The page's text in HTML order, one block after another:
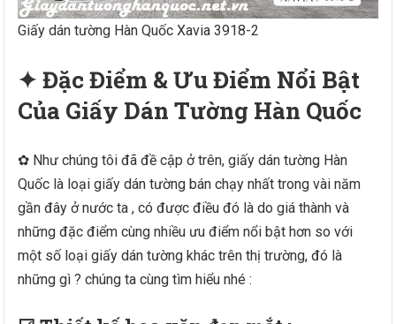
Giấy dán tường Hàn Quốc Xavia 3918-2
✦ Đặc Điểm & Ưu Điểm Nổi Bật
Của Giấy Dán Tường Hàn Quốc
✿ Như chúng tôi đã đề cập ở trên, giấy dán tường Hàn
Quốc là loại giấy dán tường bán chạy nhất trong vài năm
gần đây ở nước ta , có được điều đó là do giá thành và
những đặc điểm cùng nhiều ưu điểm nổi bật hơn so với
một số loại giấy dán tường khác trên thị trường, đó là
những gì ? chúng ta cùng tìm hiểu nhé :